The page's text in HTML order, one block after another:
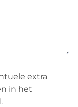
extra
in het